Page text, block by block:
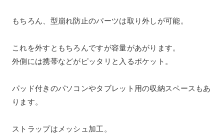
もちろん、型崩れ防止のパーツは取り外しが可能。
これを外すともちろんですが容量があがります。
外側には携帯などがピッタリと入るポケット。
パッド付きのパソコンやタブレット用の収納スペースもあ
ります。
ストラップはメッシュ加工。